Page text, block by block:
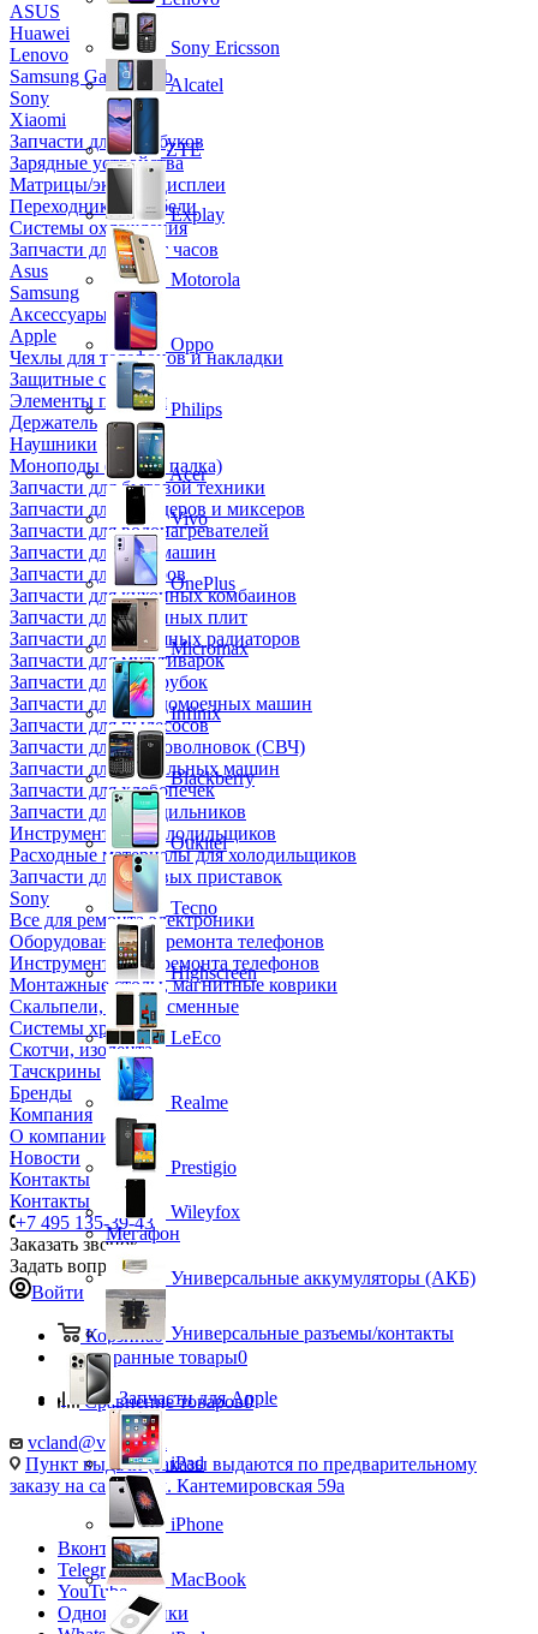
ASUS
Huawei
Lenovo
Samsung Galaxy Tab
Sony
Xiaomi
Запчасти для ноутбуков
Зарядные устройства
Матрицы/экраны/дисплеи
Переходники и кабели
Системы охлаждения
Запчасти для смарт часов
Asus
Samsung
Аксессуары
Apple
Чехлы для телефонов и накладки
Защитные стекла
Элементы питания
Держатель
Наушники
Моноподы (Селфи палка)
Запчасти для бытовой техники
Запчасти для блендеров и миксеров
Запчасти для водонагревателей
Запчасти для кофемашин
Запчасти для кулеров
Запчасти для кухонных комбаинов
Запчасти для кухонных плит
Запчасти для масляных радиаторов
Запчасти для мультиварок
Запчасти для мясорубок
Запчасти для посудомоечных машин
Запчасти для пылесосов
Запчасти для микроволновок (СВЧ)
Запчасти для стиральных машин
Запчасти для хлебопечек
Запчасти для холодильников
Инструмент для холодильщиков
Расходные материалы для холодильщиков
Запчасти для игровых приставок
Sony
Все для ремонта электроники
Оборудование для ремонта телефонов
Инструменты для ремонта телефонов
Монтажные столы, магнитные коврики
Скальпели, лезвия сменные
Системы хранения
Скотчи, изолента
Тачскрины
Бренды
Компания
О компании
Новости
Контакты
Контакты
+7 495 135-39-43
Заказать звонок
Задать вопрос
Войти
Корзина0
Избранные товары0
Сравнение товаров0
vcland@vcland.ru
Пункт выдачи (заказы выдаются по предварительному
заказу на сайте), ул. Кантемировская 59а
Вконтакте
Telegram
YouTube
Одноклассники
Sony Ericsson
Alcatel
ZTE
Explay
Motorola
Oppo
Philips
Acer
Vivo
OnePlus
Micromax
Infinix
Blackberry
Oukitel
Tecno
Highscreen
LeEco
Realme
Prestigio
Wileyfox
Мегафон
Универсальные аккумуляторы (АКБ)
Универсальные разъемы/контакты
Запчасти для Apple
iPad
iPhone
MacBook